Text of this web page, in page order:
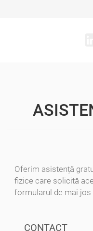
Oferim asistență
fizice care solicită
formularul de mai jos
CONTACT